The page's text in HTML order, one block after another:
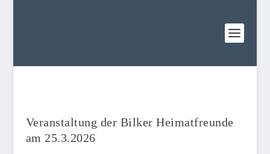
Veranstaltung der Bilker Heimatfreunde
am 25.3.2026